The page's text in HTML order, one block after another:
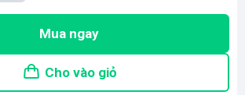
Mua ngay
Cho vào giỏ